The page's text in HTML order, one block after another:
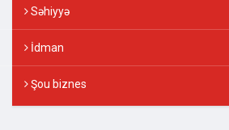
Səhiyyə
İdman
Şou biznes